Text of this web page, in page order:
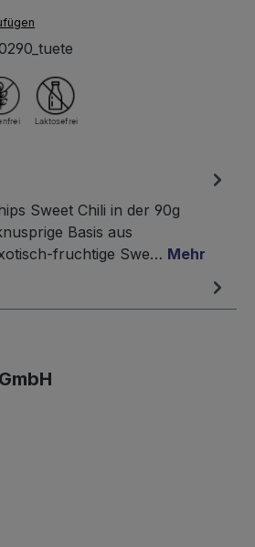
Sweet Chili in der 90g
Basis aus
fruchtige Swe… Mehr